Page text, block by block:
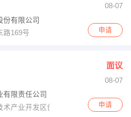
技术员/工程师
08-07
份有限公司
路169号
申请
面议
08-07
有限责任公司
术产业开发区创业大道8号
申请